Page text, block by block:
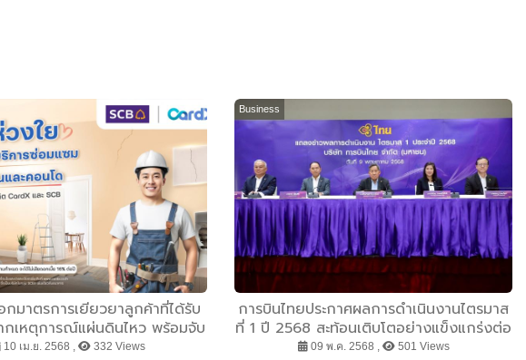
มาตรการเยียวยาลูกค้าที่ได้รับ
กเหตุการณ์แผ่นดินไหว พร้อมจับ
มอบสิทธิประโยชน์ดูแลเรื่องที่พัก
10 เม.ย. 2568 , 332 Views
Business
การบินไทยประกาศผลการดำเนินงานไตรมาส
ที่ 1 ปี 2568 สะท้อนเติบโตอย่างแข็งแกร่งต่อ
เนื่อง เดินหน้าออกจากการฟื้นฟูกิจการ
09 พ.ค. 2568 , 501 Views